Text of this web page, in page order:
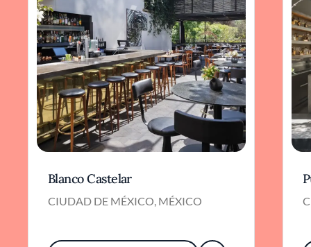
Blanco Castelar
CIUDAD DE MÉXICO, MÉXICO